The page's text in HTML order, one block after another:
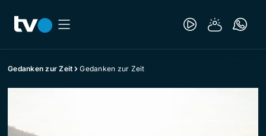
Gedanken zur Zeit Gedanken zur Zeit